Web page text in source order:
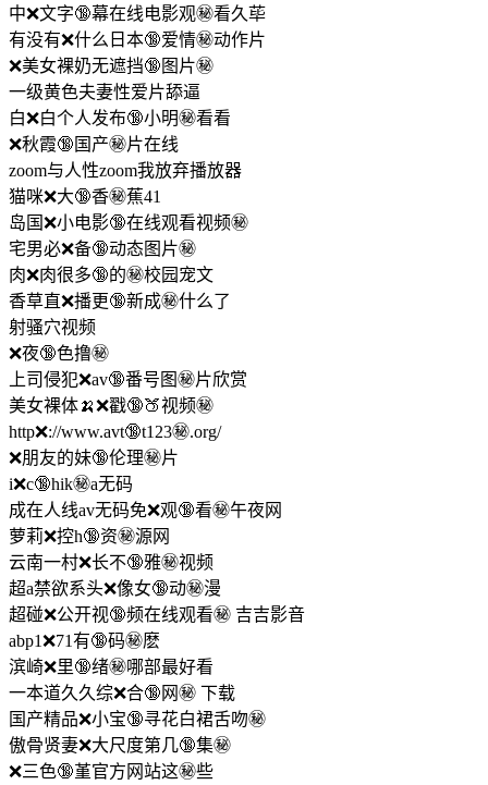
中❌文字🔞幕在线电影观㊙️看久荜
有没有❌什么日本🔞爱情㊙️动作片
❌美女裸奶无遮挡🔞图片㊙️
一级黄色夫妻性爱片舔逼
白❌白个人发布🔞小明㊙️看看
❌秋霞🔞国产㊙️片在线
zoom与人性zoom我放弃播放器
猫咪❌大🔞香㊙️蕉41
岛国❌小电影🔞在线观看视频㊙️
宅男必❌备🔞动态图片㊙️
肉❌肉很多🔞的㊙️校园宠文
香草直❌播更🔞新成㊙️什么了
射骚穴视频
❌夜🔞色撸㊙️
上司侵犯❌av🔞番号图㊙️片欣赏
美女裸体🍌❌戳🔞🍑视频㊙️
http❌://www.avt🔞t123㊙️.org/
❌朋友的妹🔞伦理㊙️片
i❌c🔞hik㊙️a无码
成在人线av无码免❌观🔞看㊙️午夜网
萝莉❌控h🔞资㊙️源网
云南一村❌长不🔞雅㊙️视频
超a禁欲系头❌像女🔞动㊙️漫
超碰❌公开视🔞频在线观看㊙️ 吉吉影音
abp1❌71有🔞码㊙️麽
滨崎❌里🔞绪㊙️哪部最好看
一本道久久综❌合🔞网㊙️ 下载
国产精品❌小宝🔞寻花白裙舌吻㊙️
傲骨贤妻❌大尺度第几🔞集㊙️
❌三色🔞堇官方网站这㊙️些